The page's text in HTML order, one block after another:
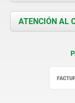
Novedades
Contacto
Documents
ATENCIÓN AL